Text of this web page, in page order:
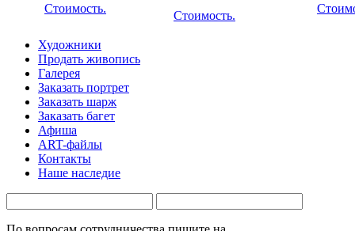
Стоимость.
Стоимость.
Художники
Продать живопись
Галерея
Заказать портрет
Заказать шарж
Заказать багет
Афиша
ART-файлы
Контакты
Наше наследие